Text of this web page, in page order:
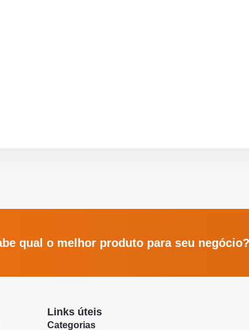
qual o melhor produto para seu negócio?
Links úteis
Categorias